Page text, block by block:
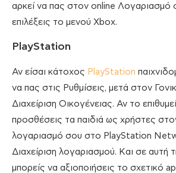
αρκεί να πας στον online Λογαριασμό
επιλέξεις το μενού Xbox.
PlayStation
Αν είσαι κάτοχος PlayStation
να πας στις Ρυθμίσεις, μετά στον
Διαχείριση Οικογένειας. Αν το
προσθέσεις τα παιδιά ως χρήστες
λογαριασμό σου στο PlayStation
Διαχείριση λογαριασμού. Και σε αυτή
μπορείς να αξιοποιήσεις το σχετικό